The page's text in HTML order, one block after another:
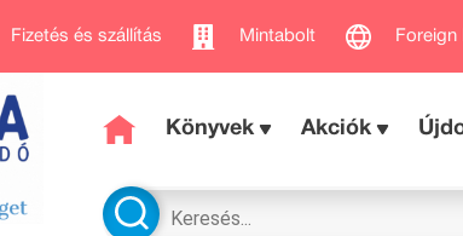
Fizetés és szállítás Mintabolt Foreign
Könyvek Akciók